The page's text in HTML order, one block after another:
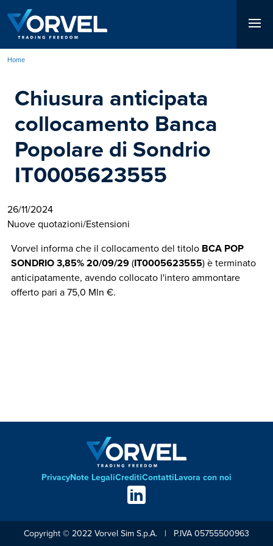
contenuto
principale
di
pane
Home
Chiusura anticipata
collocamento Banca
Popolare di Sondrio
IT0005623555
26/11/2024
Nuove quotazioni/Estensioni
Vorvel informa che il collocamento del titolo BCA POP
SONDRIO 3,85% 20/09/29(IT0005623555) è terminato
anticipatamente, avendo collocato l'intero ammontare
offerto pari a 75,0 Mln €.
Footer
PrivacyNote LegaliCreditiContattiLavora con noi
Social
links
Copyright © 2022 Vorvel Sim S.p.A. | P.IVA 05755500963